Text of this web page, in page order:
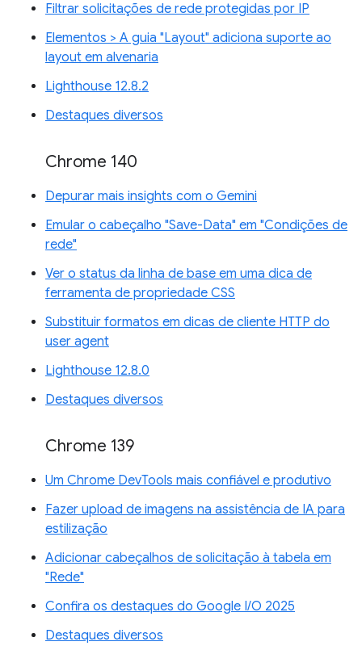
Filtrar solicitações de rede protegidas por IP
Elementos > A guia "Layout" adiciona suporte ao
layout em alvenaria
Lighthouse 12.8.2
Destaques diversos
Chrome 140
Depurar mais insights com o Gemini
Emular o cabeçalho "Save-Data" em "Condições de
rede"
Ver o status da linha de base em uma dica de
ferramenta de propriedade CSS
Substituir formatos em dicas de cliente HTTP do
user agent
Lighthouse 12.8.0
Destaques diversos
Chrome 139
Um Chrome DevTools mais confiável e produtivo
Fazer upload de imagens na assistência de IA para
estilização
Adicionar cabeçalhos de solicitação à tabela em
"Rede"
Confira os destaques do Google I/O 2025
Destaques diversos